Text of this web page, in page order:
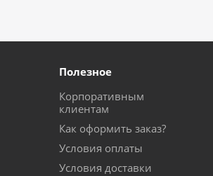
Полезное
Корпоративным
клиентам
Как оформить заказ?
Условия оплаты
Условия доставки